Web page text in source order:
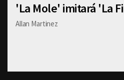
'La Mole' imitará 'La
Allan Martinez